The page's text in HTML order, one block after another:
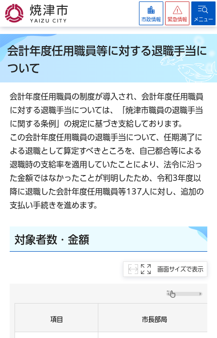
焼津市
市政情報 緊急情報 メニュー
会計年度任用職員等に対する退職手当に
ついて
会計年度任用職員の制度が導入され、会計年度任用職員
に対する退職手当については、「焼津市職員の退職手当
に関する条例」の規定に基づき支給しております。
この会計年度任用職員の退職手当について、任期満了に
よる退職として算定すべきところを、自己都合等による
退職時の支給率を適用していたことにより、法令に沿っ
た金額ではなかったことが判明したため、令和3年度以
降に退職した会計年度任用職員等137人に対し、追加の
支払い手続きを進めます。
対象者数・金額
画面サイズで表示
項目 市長部局